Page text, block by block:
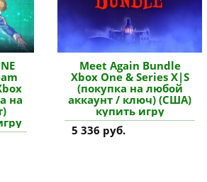
на
Meet Again Bundle
Xbox One & Series X|S
(покупка на любой
аккаунт / ключ) (США)
купить игру
5 336 руб.